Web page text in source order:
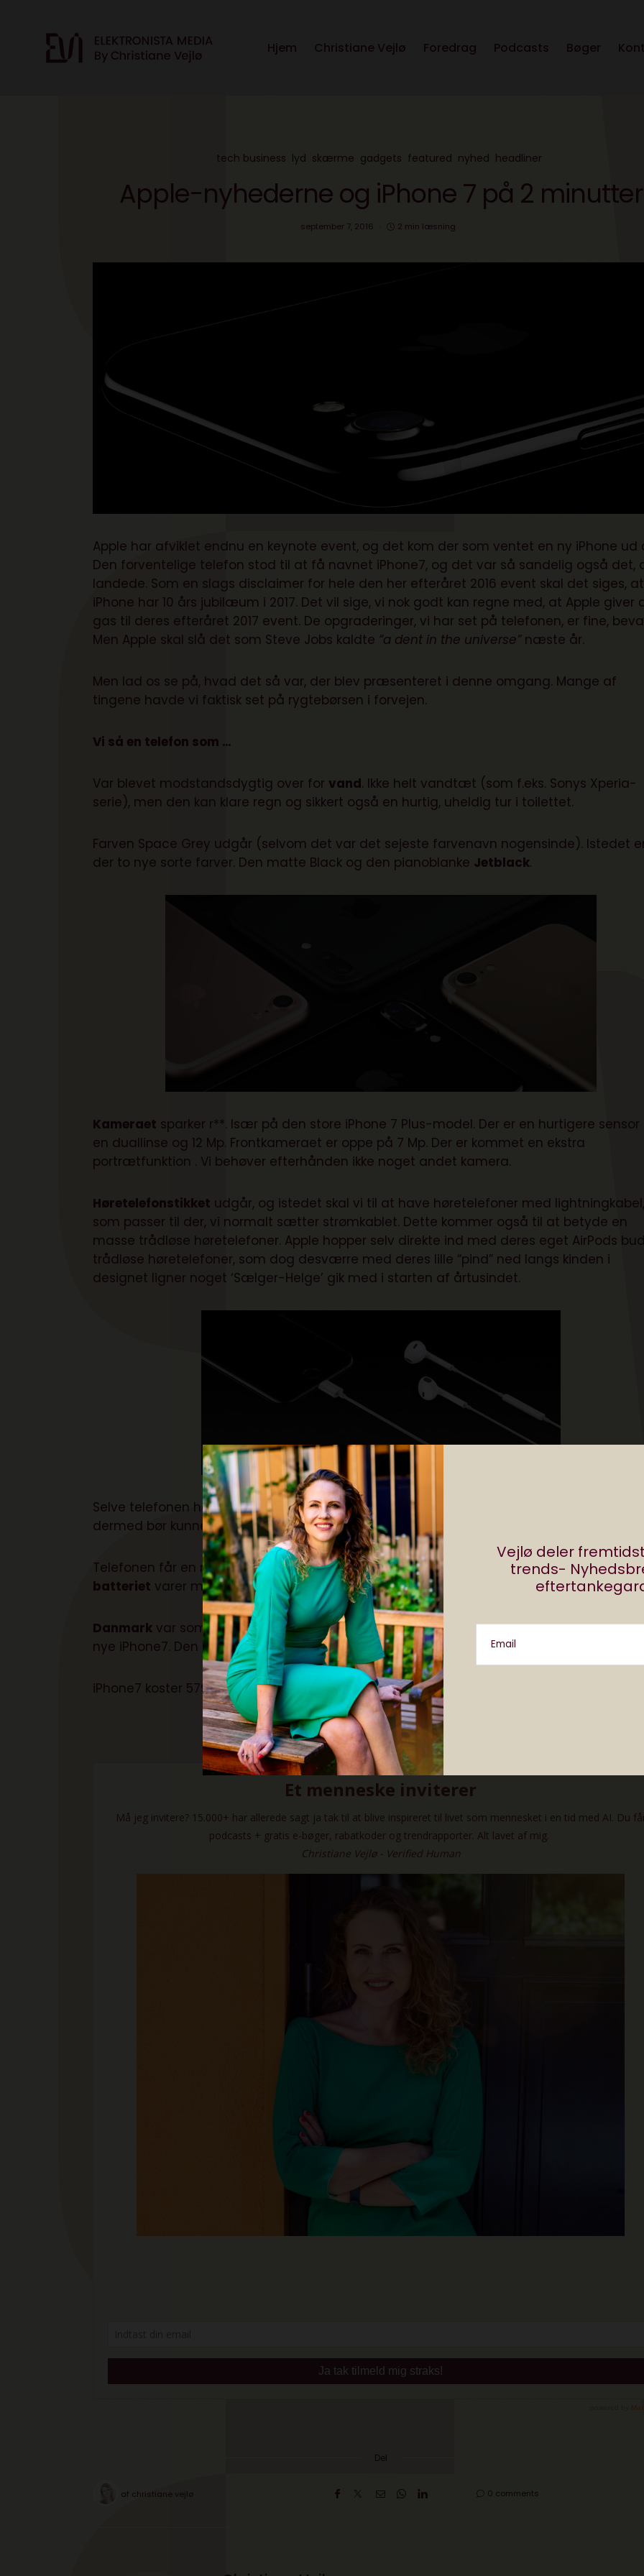
Vejlø deler
trends-
Email
Hjem Christiane Vejlø Foredrag Podcasts Bøger
tech business lyd skærme gadgets featured nyhed headliner
Apple-nyhederne og iPhone 7 på 2 minutter
september 7, 2016 2 min læsning
Apple har afviklet endnu en keynote event, og det kom der som ventet en ny iPhone ud
Den forventelige telefon stod til at få navnet iPhone7, og det var så sandelig også det,
landede. Som en slags disclaimer for hele den her efteråret 2016 event skal det siges, at
iPhone har 10 års jubilæum i 2017. Det vil sige, vi nok godt kan regne med, at Apple giver
gas til deres efteråret 2017 event. De opgraderinger, vi har set på telefonen, er fine,
Men Apple skal slå det som Steve Jobs kaldte “a dent in the universe”næste år.
Men lad os se på, hvad det så var, der blev præsenteret i denne omgang. Mange af
tingene havde vi faktisk set på rygtebørsen i forvejen.
Vi så en telefon som …
Var blevet modstandsdygtig over for vand. Ikke helt vandtæt (som f.eks. Sonys Xperia-
serie), men den kan klare regn og sikkert også en hurtig, uheldig tur i toilettet.
Farven Space Grey udgår (selvom det var det sejeste farvenavn nogensinde). Istedet
der to nye sorte farver. Den matte Black og den pianoblanke Jetblack.
Kameraet sparker r**. Især på den store iPhone 7 Plus-model. Der er en hurtigere sensor
en duallinse og 12 Mp. Frontkameraet er oppe på 7 Mp. Der er kommet en ekstra
portrætfunktion . Vi behøver efterhånden ikke noget andet kamera.
Høretelefonstikket udgår, og istedet skal vi til at have høretelefoner med
som passer til der, vi normalt sætter strømkablet. Dette kommer også til at betyde en
masse trådløse høretelefoner. Apple hopper selv direkte ind med deres eget AirPods
trådløse høretelefoner, som dog desværre med deres lille “pind” ned langs kinden i
designet ligner noget ‘Sælger-Helge’ gik med i starten af årtusindet.
Selve telefonen har også fået en højtaler mere. Det vil sige, den nu har stereohøjtaler
dermed bør kunne præstere en delbedre lyd, hvis man fx skal se et youtube-klip.
Telefonen får en nyprocessor,som hedder A10, der er 40 % hurtigere end
batteriet varer mindst en time mere end forgængeren.
Danmark var som noget ret unikt faktisk med på listen over de første lande, som får
nye iPhone7. Den kan forudbestilles fra 9. september og kommer i salg den 16.
iPhone7 koster 5799 DKK og iPhone7 Plus koster 6899 DKK
Del
af christiane vejlø 0 comments